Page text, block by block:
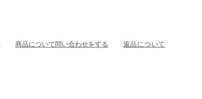
商品について問い合わせをする 返品について